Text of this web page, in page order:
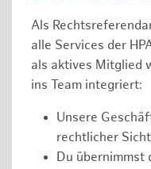
Als
alle Services der
als aktives Mitglied
ins Team integriert:
Unsere
rechtlicher
Du übernimmst